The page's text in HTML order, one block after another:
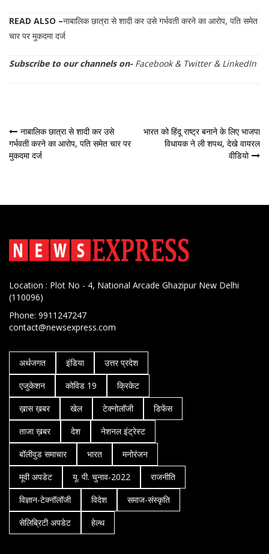
READ ALSO –नाबालिक छात्रा से शादी कर उसे गर्भवती करने का आरोप, पति समेत
चार पर मुकदमा दर्ज
Subscribe to our channels on- Facebook& Twitter& LinkedIn
पोस्ट
नेविगेशन
नाबालिक छात्रा से शादी कर उसे
गर्भवती करने का आरोप, पति समेत चार पर
मुकदमा दर्ज
भारत को हिंदू राष्ट्र बनाने के लिए भाजपा
विधायक ने ली शपथ, देखे वायरल
वीडियो
Location : Plot No - 4, National Arcade Ghazipur New Delhi
(110096)
Phone: 9911247247
contact@newsexpress.com
अर्थजगत इंडिया
उत्तर प्रदेश
एजुकेशन
कोविड 19
क्रिकेट
ख़ास ख़बर
खेल टेक्नोलॉजी
डिफेंस
ताजा ख़बर
देश
नेशनल इंट्रेस्ट
बॉलीवुड समाचार
भारत
मनोरंजन
मूवी अपडेट
यू. पी. चुनाव-2022
राजनीति
विज्ञान-टेक्नॉलॉजी
विदेश
समाज-संस्कृति
सेलिब्रिटी अपडेट
हेल्थ